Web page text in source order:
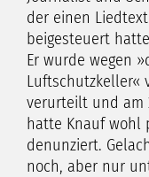
der einen
beigesteuert
Er wurde wegen
Luftschutzkeller«
verurteilt und am
hatte Knauf wohl
denunziert.
noch, aber nur